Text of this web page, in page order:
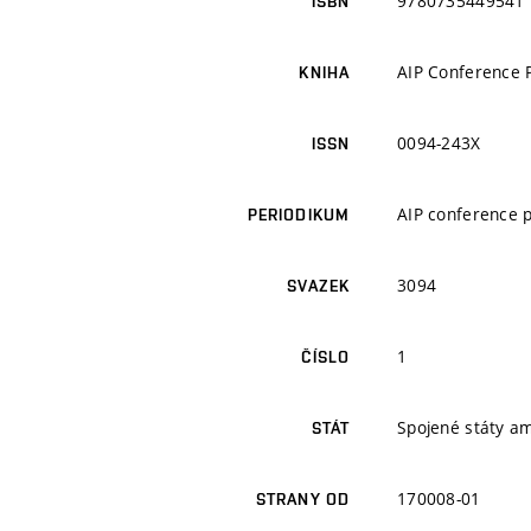
KNIHA AIP Conference
ISSN 0094-243X
PERIODIKUM AIP conference
SVAZEK 3094
ČÍSLO 1
STÁT Spojené státy
STRANY OD 170008-01